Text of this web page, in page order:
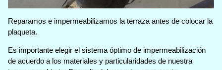
Reparamos e impermeabilizamos la terraza antes de colocar la
plaqueta.
Es importante elegir el sistema óptimo de impermeabilización
de acuerdo a los materiales y particularidades de nuestra